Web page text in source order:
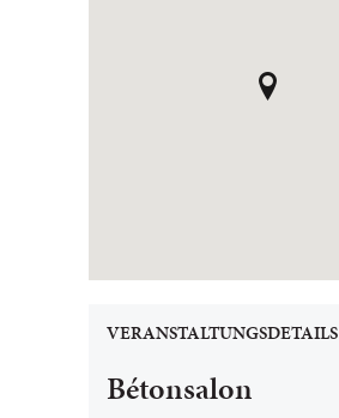
VERANSTALTUNGSDETAILS
Bétonsalon